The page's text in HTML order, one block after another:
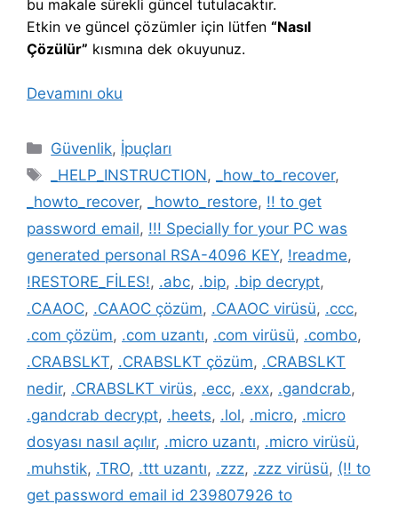
bu makale sürekli güncel tutulacaktır.
Etkin ve güncel çözümler için lütfen “Nasıl
Çözülür” kısmına dek okuyunuz.
Devamını oku
Kategoriler
Güvenlik, İpuçları
Etiketler
_HELP_INSTRUCTION, _how_to_recover,
_howto_recover, _howto_restore, !! to get
password email, !!! Specially for your PC was
generated personal RSA-4096 KEY, !readme,
!RESTORE_FİLES!, .abc, .bip, .bip decrypt,
.CAAOC, .CAAOC çözüm, .CAAOC virüsü, .ccc,
.com çözüm, .com uzantı, .com virüsü, .combo,
.CRABSLKT, .CRABSLKT çözüm, .CRABSLKT
nedir, .CRABSLKT virüs, .ecc, .exx, .gandcrab,
.gandcrab decrypt, .heets, .lol, .micro, .micro
dosyası nasıl açılır, .micro uzantı, .micro virüsü,
.muhstik, .TRO, .ttt uzantı, .zzz, .zzz virüsü, (!! to
get password email id 239807926 to